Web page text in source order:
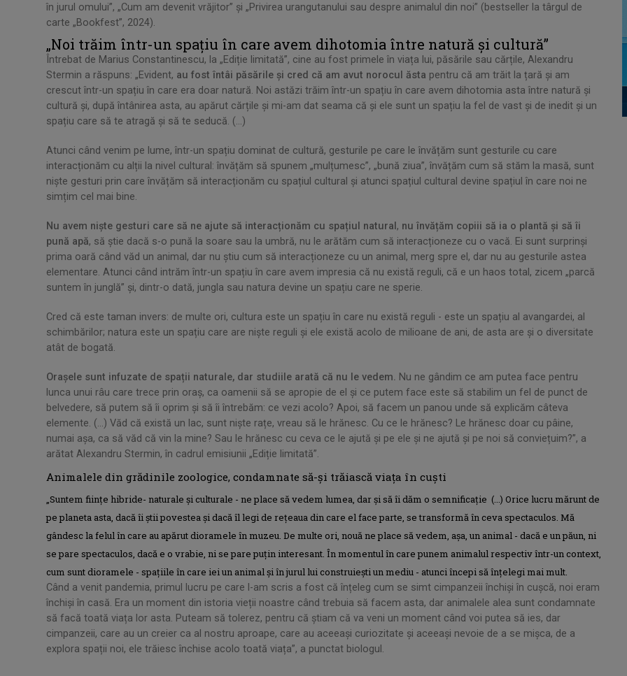
în jurul omului”, „Cum am devenit vrăjitor” și „Privirea urangutanului sau despre animalul din noi” (bestseller la târgul de
carte „Bookfest”, 2024).
„Noi trăim într-un spațiu în care avem dihotomia între natură și cultură”
Întrebat de Marius Constantinescu, la „Ediție limitată”, cine au fost primele în viața lui, păsările sau cărțile, Alexandru
Stermin a răspuns: „Evident, au fost întâi păsările și cred că am avut norocul ăsta pentru că am trăit la țară și am
crescut într-un spațiu în care era doar natură. Noi astăzi trăim într-un spațiu în care avem dihotomia asta între natură și
cultură și, după întânirea asta, au apărut cărțile și mi-am dat seama că și ele sunt un spațiu la fel de vast și de inedit și un
spațiu care să te atragă și să te seducă. (...)
Atunci când venim pe lume, într-un spațiu dominat de cultură, gesturile pe care le învățăm sunt gesturile cu care
interacționăm cu alții la nivel cultural: învățăm să spunem „mulțumesc”, „bună ziua”, învățăm cum să stăm la masă, sunt
niște gesturi prin care învățăm să interacționăm cu spațiul cultural și atunci spațiul cultural devine spațiul în care noi ne
simțim cel mai bine.
Nu avem niște gesturi care să ne ajute să interacționăm cu spațiul natural , nu învățăm copiii să ia o plantă și să îi
pună apă, să știe dacă s-o pună la soare sau la umbră, nu le arătăm cum să interacționeze cu o vacă. Ei sunt surprinși
prima oară când văd un animal, dar nu știu cum să interacționeze cu un animal, merg spre el, dar nu au gesturile astea
elementare. Atunci când intrăm într-un spațiu în care avem impresia că nu există reguli, că e un haos total, zicem „parcă
suntem în junglă” și, dintr-o dată, jungla sau natura devine un spațiu care ne sperie.
Cred că este taman invers: de multe ori, cultura este un spațiu în care nu există reguli - este un spațiu al avangardei, al
schimbărilor; natura este un spațiu care are niște reguli și ele există acolo de milioane de ani, de asta are și o diversitate
atât de bogată.
Orașele sunt infuzate de spații naturale, dar studiile arată că nu le vedem. Nu ne gândim ce am putea face pentru
lunca unui râu care trece prin oraș, ca oamenii să se apropie de el și ce putem face este să stabilim un fel de punct de
belvedere, să putem să îi oprim și să îi întrebăm: ce vezi acolo? Apoi, să facem un panou unde să explicăm câteva
elemente. (...) Văd că există un lac, sunt niște rațe, vreau să le hrănesc. Cu ce le hrănesc? Le hrănesc doar cu pâine,
numai așa, ca să văd că vin la mine? Sau le hrănesc cu ceva ce le ajută și pe ele și ne ajută și pe noi să conviețuim?”, a
arătat Alexandru Stermin, în cadrul emisiunii „Ediție limitată”.
Animalele din grădinile zoologice, condamnate să-și trăiască viața în cuști
„Suntem ființe hibride- naturale și culturale - ne place să vedem lumea, dar și să îi dăm o semnificație (...) Orice lucru mărunt de
pe planeta asta, dacă îi știi povestea și dacă îl legi de rețeaua din care el face parte, se transformă în ceva spectaculos. Mă
gândesc la felul în care au apărut dioramele în muzeu. De multe ori, nouă ne place să vedem, așa, un animal - dacă e un păun, ni
se pare spectaculos, dacă e o vrabie, ni se pare puțin interesant. În momentul în care punem animalul respectiv într-un context,
cum sunt dioramele - spațiile în care iei un animal și în jurul lui construiești un mediu - atunci începi să înțelegi mai mult.
Când a venit pandemia, primul lucru pe care l-am scris a fost că înțeleg cum se simt cimpanzeii închiși în cușcă, noi eram
închiși în casă. Era un moment din istoria vieții noastre când trebuia să facem asta, dar animalele alea sunt condamnate
să facă toată viața lor asta. Puteam să tolerez, pentru că știam că va veni un moment când voi putea să ies, dar
cimpanzeii, care au un creier ca al nostru aproape, care au aceeași curiozitate și aceeași nevoie de a se mișca, de a
explora spații noi, ele trăiesc închise acolo toată viața”, a punctat biologul.